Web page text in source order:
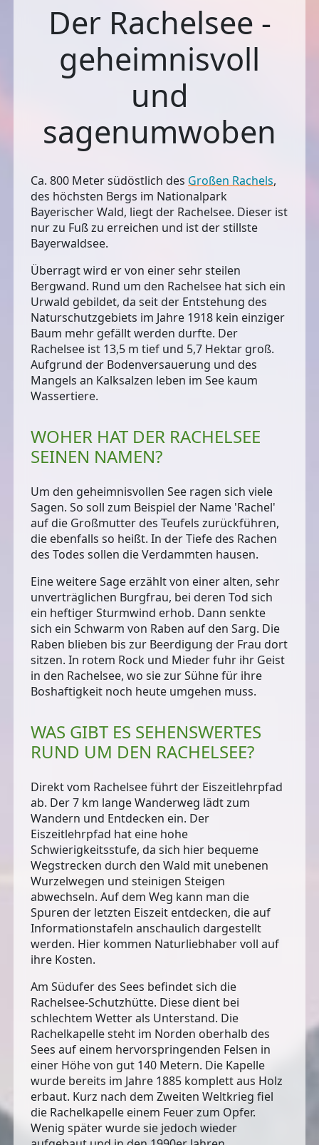
Der Rachelsee -
geheimnisvoll
und
sagenumwoben
Ca. 800 Meter südöstlich des Großen Rachels,
des höchsten Bergs im Nationalpark
Bayerischer Wald, liegt der Rachelsee. Dieser ist
nur zu Fuß zu erreichen und ist derstillste
Bayerwaldsee.
Überragt wird er von einer sehr steilen
Bergwand. Rund um den Rachelsee hat sich ein
Urwald gebildet, da seit der Entstehung des
Naturschutzgebiets im Jahre 1918 kein einziger
Baum mehr gefällt werden durfte. Der
Rachelsee ist 13,5 m tief und 5,7 Hektar groß.
Aufgrund der Bodenversauerung und des
Mangels an Kalksalzen leben im See kaum
Wassertiere.
WOHER HAT DER RACHELSEE
SEINEN NAMEN?
Um den geheimnisvollen See ragen sich viele
Sagen. So soll zum Beispiel der Name 'Rachel'
auf die Großmutter des Teufels zurückführen,
die ebenfalls so heißt. In der Tiefe des Rachen
des Todes sollen die Verdammten hausen.
Eine weitere Sage erzählt von einer alten, sehr
unverträglichen Burgfrau, bei deren Tod sich
ein heftiger Sturmwind erhob. Dann senkte
sich ein Schwarm von Raben auf den Sarg. Die
Raben blieben bis zur Beerdigung der Frau dort
sitzen. In rotem Rock und Mieder fuhr ihr Geist
in den Rachelsee, wo sie zur Sühne für ihre
Boshaftigkeit noch heute umgehen muss.
WAS GIBT ES SEHENSWERTES
RUND UM DEN RACHELSEE?
Direkt vom Rachelsee führt der Eiszeitlehrpfad
ab. Der 7 km lange Wanderweg lädt zum
Wandern und Entdecken ein. Der
Eiszeitlehrpfad hat eine hohe
Schwierigkeitsstufe, da sich hier bequeme
Wegstrecken durch den Wald mit unebenen
Wurzelwegen und steinigen Steigen
abwechseln. Auf dem Weg kann man die
Spuren der letzten Eiszeit entdecken, die auf
Informationstafeln anschaulich dargestellt
werden. Hier kommen Naturliebhaber voll auf
ihre Kosten.
Am Südufer des Sees befindet sich die
Rachelsee-Schutzhütte. Diese dient bei
schlechtem Wetter als Unterstand. Die
Rachelkapellesteht im Norden oberhalb des
Sees auf einem hervorspringenden Felsen in
einer Höhe von gut 140 Metern. Die Kapelle
wurde bereits im Jahre 1885 komplett aus Holz
erbaut. Kurz nach dem Zweiten Weltkrieg fiel
die Rachelkapelle einem Feuer zum Opfer.
Wenig später wurde sie jedoch wieder